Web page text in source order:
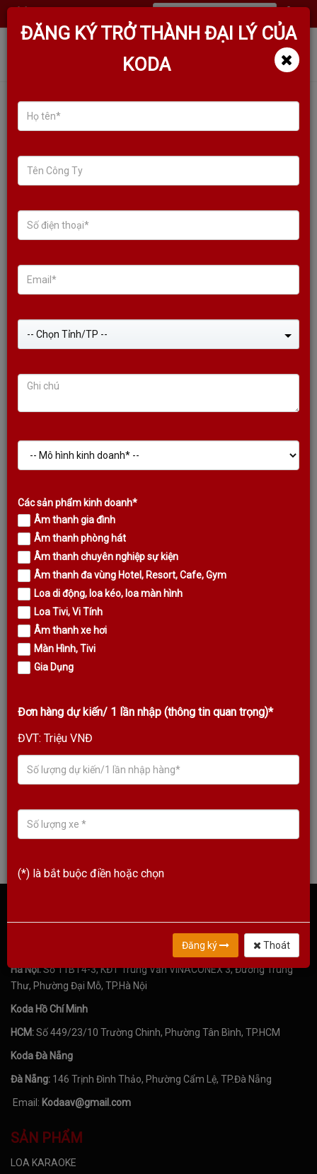
TÌM KIẾM SẢN PHẨM
Sale!
CỤC ĐẨY KODA KP2450A BIG LCD SCREEN CAO CẤP NHẤT
TIN TỨC MỚI NHẤT
Hà Nội:Số 11BT4-3, KĐT Trung Văn VINACONEX 3, Đường Trung
Thư, Phường Đại Mỗ, TP.Hà Nội
Koda Hồ Chí Minh
HCM:Số 449/23/10 Trường Chinh, Phường Tân Bình, TP.HCM
Koda Đà Nẵng
Đà Nẵng: 146 Trịnh Đình Thảo, Phường Cẩm Lệ, TP.Đà Nẵng
Email: Kodaav@gmail.com
SẢN PHẨM
LOA KARAOKE
ĐĂNG KÝ TRỞ THÀNH ĐẠI LÝ CỦA
KODA
-- Chọn Tỉnh/TP --
Các sản phẩm kinh doanh*
Âm thanh gia đình
Âm thanh phòng hát
Âm thanh chuyên nghiệp sự kiện
Âm thanh đa vùng Hotel, Resort, Cafe, Gym
Loa di động, loa kéo, loa màn hình
Loa Tivi, Vi Tính
Âm thanh xe hơi
Màn Hình, Tivi
Gia Dụng
Đơn hàng dự kiến/ 1 lần nhập (thông tin quan trọng)*
ĐVT: Triệu VNĐ
(*) là bắt buộc điền hoặc chọn
Đăng ký Thoát